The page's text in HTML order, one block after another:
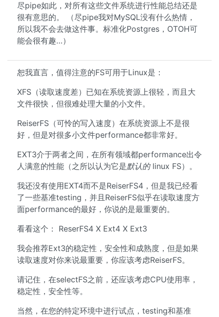
尽pipe如此，对所有这些文件系统进行性能总结还是
很有意思的。 （尽pipe我对MySQL没有什么热情，
所以我不会去做这件事。标准化Postgres，OTOH可
能会很有趣…）
恕我直言，值得注意的FS可用于Linux是：
XFS（读取速度差）已知在系统资源上很轻，而且大
文件很快，但很难处理大量的小文件。
ReiserFS（可怜的写入速度）在系统资源上不是很
好，但是对很多小文件performance都非常好。
EXT3介于两者之间，在所有领域都performance出令
人满意的性能（之所以认为它是默认的linux FS）。
我还没有使用EXT4而不是ReiserFS4，但是我已经看
了一些基准testing，并且ReiserFS似乎在读取速度方
面performance的最好，你说的是最重要的。
看看这个： ReserFS4 X Ext4 X Ext3
我会推荐Ext3的稳定性，安全性和成熟度，但是如果
读取速度对你来说最重要，你应该考虑ReiserFS。
请记住，在selectFS之前，还应该考虑CPU使用率，
稳定性，安全性等。
当然，在您的特定环境中进行试点，testing和基准